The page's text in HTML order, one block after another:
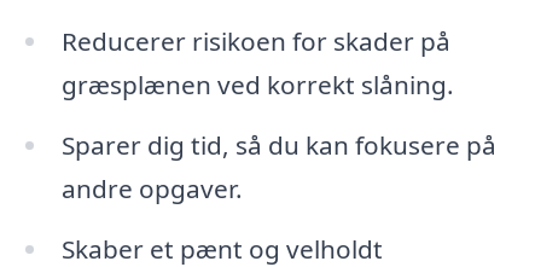
Reducerer risikoen for skader på
græsplænen ved korrekt slåning.
Sparer dig tid, så du kan fokusere på
andre opgaver.
Skaber et pænt og velholdt